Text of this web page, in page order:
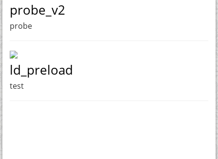
probe_v2
probe
ld_preload
test